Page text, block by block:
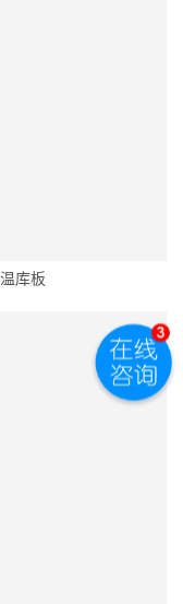
库板